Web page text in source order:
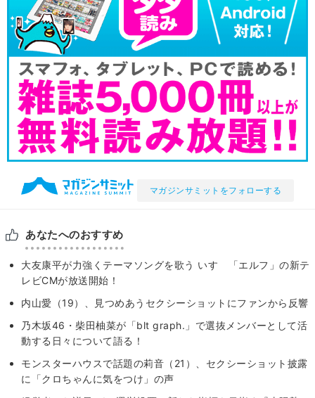
マガジンサミットをフォローする
あなたへのおすすめ
大友康平が力強くテーマソングを歌う いすゞ「エルフ」の新テ
レビCMが放送開始！
内山愛（19）、見つめあうセクシーショットにファンから反響
乃木坂46・柴田柚菜が「blt graph.」で選抜メンバーとして活
動する日々について語る！
モンスターハウスで話題の莉音（21）、セクシーショット披露
に「クロちゃんに気をつけ」の声